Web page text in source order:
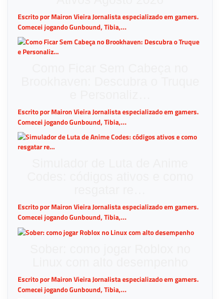
Escrito por Mairon Vieira Jornalista especializado em gamers.
Comecei jogando Gunbound, Tibia,...
Escrito por Mairon Vieira Jornalista especializado em gamers.
Comecei jogando Gunbound, Tibia,...
Escrito por Mairon Vieira Jornalista especializado em gamers.
Comecei jogando Gunbound, Tibia,...
Escrito por Mairon Vieira Jornalista especializado em gamers.
Comecei jogando Gunbound, Tibia,...